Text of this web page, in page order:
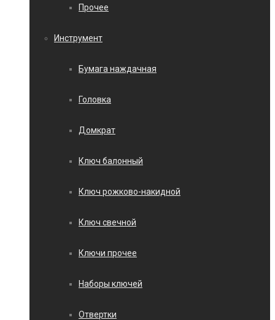
Прочее
Инструмент
Бумага наждачная
Головка
Домкрат
Ключ балонный
Ключ рожково-накидной
Ключ свечной
Ключи прочее
Наборы ключей
Отвертки